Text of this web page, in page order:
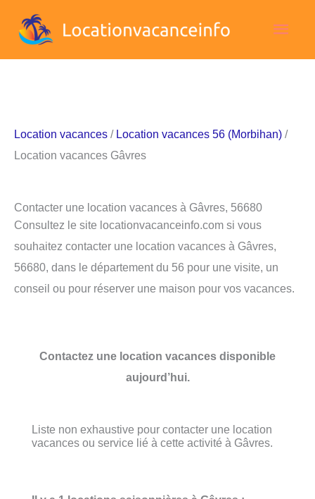
Location vacances / Location vacances 56 (Morbihan) /
Location vacances Gâvres
Contacter une location vacances à Gâvres, 56680
Consultez le site locationvacanceinfo.com si vous
souhaitez contacter une location vacances à Gâvres,
56680, dans le département du 56 pour une visite, un
conseil ou pour réserver une maison pour vos vacances.
Contactez une location vacances disponible
aujourd’hui.
Liste non exhaustive pour contacter une location
vacances ou service lié à cette activité à Gâvres.